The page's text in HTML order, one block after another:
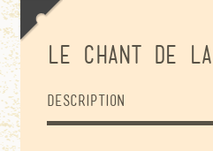
LE CHANT DE
Description